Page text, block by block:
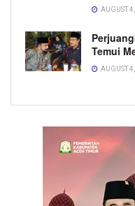
AUGUST
Temui
AUGUST